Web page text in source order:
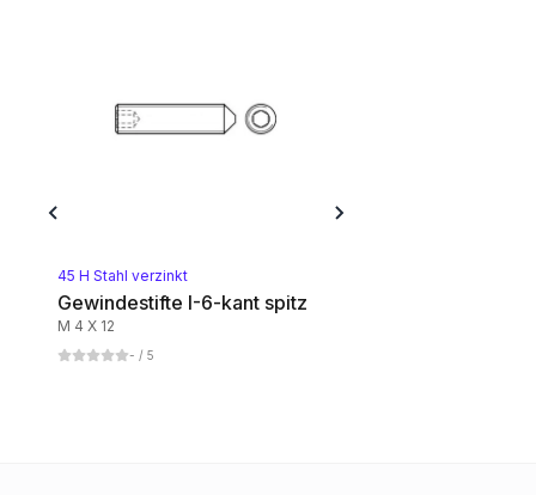
45 H Stahl verzinkt
Gewindestifte I-6-kant spitz
M 4 X 12
- / 5